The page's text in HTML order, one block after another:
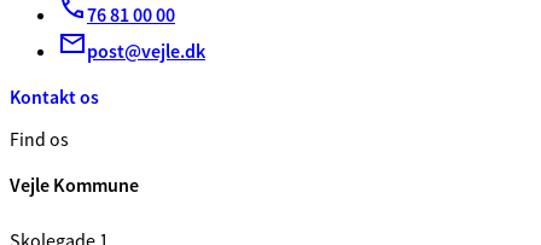
76 81 00 00
post@vejle.dk
Kontakt os
Find os
Vejle Kommune